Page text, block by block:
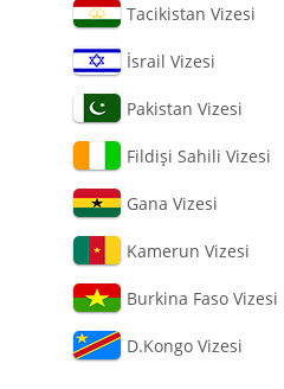
Tacikistan Vizesi
İsrail Vizesi
Pakistan Vizesi
Fildişi Sahili Vizesi
Gana Vizesi
Kamerun Vizesi
Burkina Faso Vizesi
D.Kongo Vizesi